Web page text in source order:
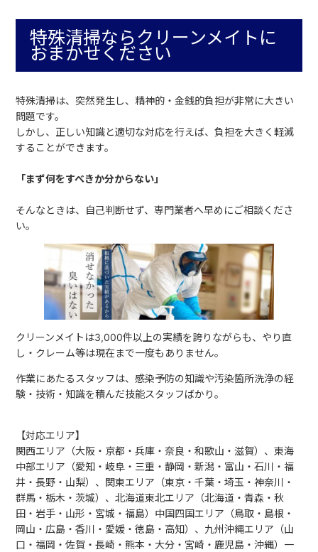
特殊清掃ならクリーンメイトに
おまかせください
特殊清掃は、突然発生し、精神的・金銭的負担が非常に大きい
問題です。
しかし、正しい知識と適切な対応を行えば、負担を大きく軽減
することができます。
「まず何をすべきか分からない」
そんなときは、自己判断せず、専門業者へ早めにご相談くださ
い。
クリーンメイトは3,000件以上の実績を誇りながらも、やり直
し・クレーム等は現在まで一度もありません。
作業にあたるスタッフは、感染予防の知識や汚染箇所洗浄の経
験・技術・知識を積んだ技能スタッフばかり。
【対応エリア】
関西エリア（大阪・京都・兵庫・奈良・和歌山・滋賀）、東海
中部エリア（愛知・岐阜・三重・静岡・新潟・富山・石川・福
井・長野・山梨）、関東エリア（東京・千葉・埼玉・神奈川・
群馬・栃木・茨城）、北海道東北エリア（北海道・青森・秋
田・岩手・山形・宮城・福島）中国四国エリア（鳥取・島根・
岡山・広島・香川・愛媛・徳島・高知）、九州沖縄エリア（山
口・福岡・佐賀・長崎・熊本・大分・宮崎・鹿児島・沖縄）一